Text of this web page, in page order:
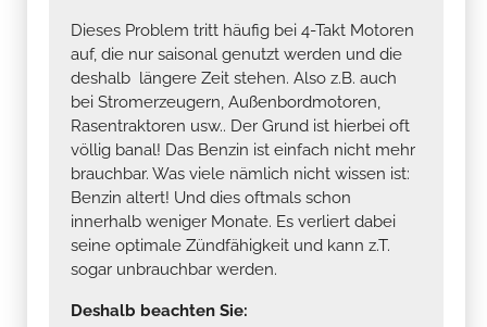
Dieses Problem tritt häufig bei 4-Takt Motoren
auf, die nur saisonal genutzt werden und die
deshalb längere Zeit stehen. Also z.B. auch
bei Stromerzeugern, Außenbordmotoren,
Rasentraktoren usw.. Der Grund ist hierbei oft
völlig banal! Das Benzin ist einfach nicht mehr
brauchbar. Was viele nämlich nicht wissen ist:
Benzin altert! Und dies oftmals schon
innerhalb weniger Monate. Es verliert dabei
seine optimale Zündfähigkeit und kann z.T.
sogar unbrauchbar werden.
Deshalb beachten Sie: